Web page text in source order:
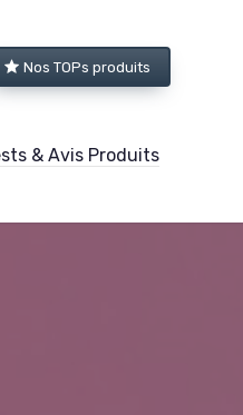
Nos TOPs produits
& Avis Produits